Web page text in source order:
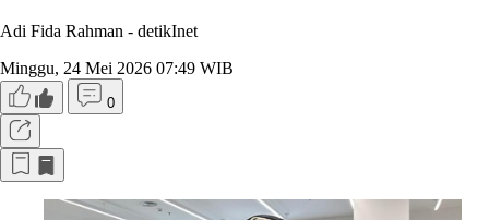
Adi Fida Rahman - detikInet
Minggu, 24 Mei 2026 07:49 WIB
0